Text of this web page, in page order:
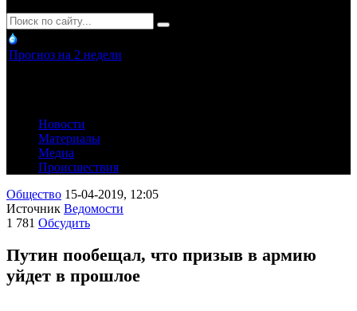
Прогноз на 2 недели
Новости
Материалы
Медиа
Происшествия
Общество 15-04-2019, 12:05
Источник Ведомости
1 781 Обсудить
Путин пообещал, что призыв в армию
уйдет в прошлое